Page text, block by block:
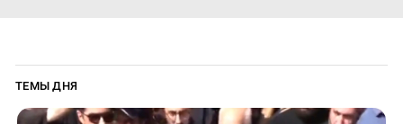
ТЕМЫ ДНЯ